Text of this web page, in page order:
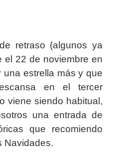
retraso (algunos ya
el 22 de noviembre en
una estrella más y que
en el tercer
viene siendo habitual,
una entrada de
que recomiendo
Navidades.